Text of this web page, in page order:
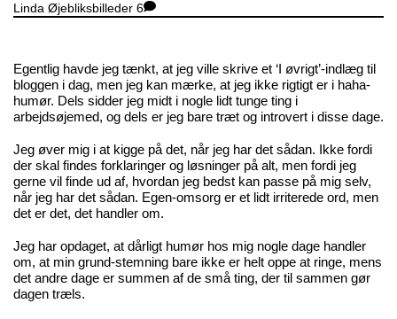
Linda Øjebliksbilleder 6
Egentlig havde jeg tænkt, at jeg ville skrive et ‘I øvrigt’-indlæg til
bloggen i dag, men jeg kan mærke, at jeg ikke rigtigt er i haha-
humør. Dels sidder jeg midt i nogle lidt tunge ting i
arbejdsøjemed, og dels er jeg bare træt og introvert i disse dage.
Jeg øver mig i at kigge på det, når jeg har det sådan. Ikke fordi
der skal findes forklaringer og løsninger på alt, men fordi jeg
gerne vil finde ud af, hvordan jeg bedst kan passe på mig selv,
når jeg har det sådan. Egen-omsorg er et lidt irriterede ord, men
det er det, det handler om.
Jeg har opdaget, at dårligt humør hos mig nogle dage handler
om, at min grund-stemning bare ikke er helt oppe at ringe, mens
det andre dage er summen af de små ting, der til sammen gør
dagen træls.